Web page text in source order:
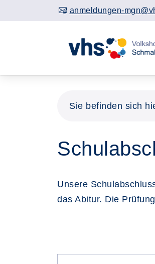
anmeldungen-
Sie befinden sich
Unsere
das Abitur. Die